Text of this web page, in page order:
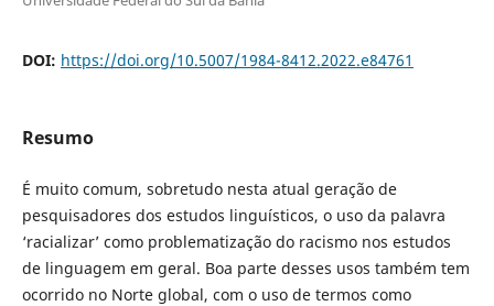
DOI: https://doi.org/10.5007/1984-8412.2022.e84761
Resumo
É muito comum, sobretudo nesta atual geração de
pesquisadores dos estudos linguísticos, o uso da palavra
‘racializar’ como problematização do racismo nos estudos
de linguagem em geral. Boa parte desses usos também tem
ocorrido no Norte global, com o uso de termos como